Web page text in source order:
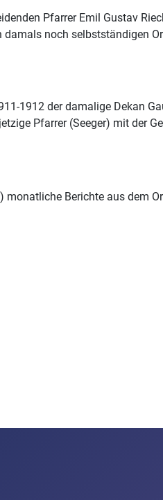
Pfarrer Emil Gustav
damals noch selbstständigen
1912 der damalige Dekan
Pfarrer (Seeger) mit der
monatliche Berichte aus dem